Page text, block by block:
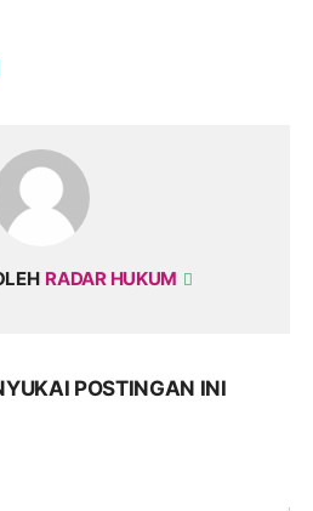
RADAR HUKUM
POSTINGAN INI